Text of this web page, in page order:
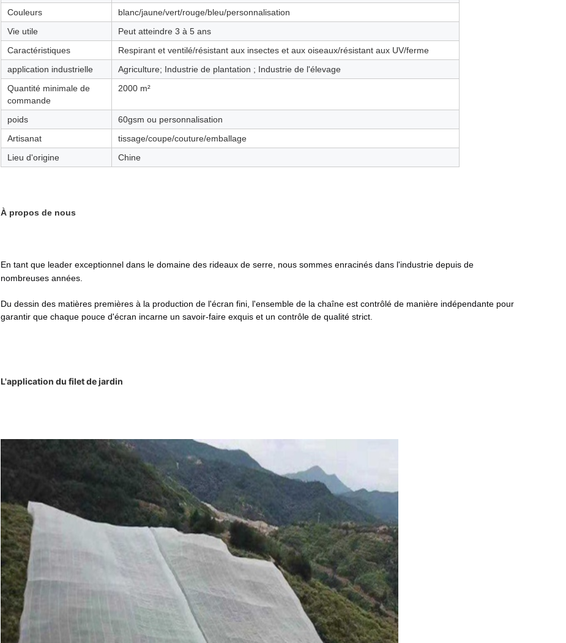
Couleurs
blanc/jaune/vert/rouge/bleu/personnalisation
Vie utile
Peut atteindre 3 à 5 ans
Caractéristiques
Respirant et ventilé/résistant aux insectes et aux oiseaux/résistant aux UV/ferme
application industrielle
Agriculture; Industrie de plantation ; Industrie de l'élevage
Quantité minimale de
commande
2000 m²
poids
60gsm ou personnalisation
Artisanat
tissage/coupe/couture/emballage
Lieu d'origine
Chine
À propos de nous
En tant que leader exceptionnel dans le domaine des rideaux de serre, nous sommes enracinés dans l'industrie depuis de
nombreuses années.
Du dessin des matières premières à la production de l'écran fini, l'ensemble de la chaîne est contrôlé de manière indépendante pour
garantir que chaque pouce d'écran incarne un savoir-faire exquis et un contrôle de qualité strict.
L'application du filet de jardin